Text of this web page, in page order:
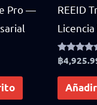
Pro —
REEID
Rated
4.83
out of 5
฿